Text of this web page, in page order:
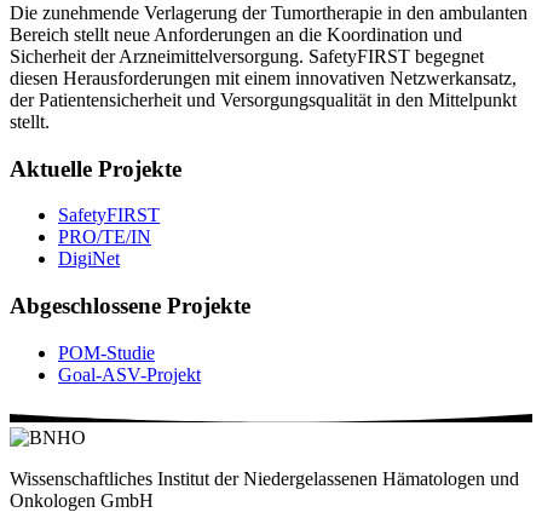
Die zunehmende Verlagerung der Tumortherapie in den ambulanten
Bereich stellt neue Anforderungen an die Koordination und
Sicherheit der Arzneimittelversorgung. SafetyFIRST begegnet
diesen Herausforderungen mit einem innovativen Netzwerkansatz,
der Patientensicherheit und Versorgungsqualität in den Mittelpunkt
stellt.
Aktuelle Projekte
SafetyFIRST
PRO/TE/IN
DigiNet
Abgeschlossene Projekte
POM-Studie
Goal-ASV-Projekt
Wissenschaftliches Institut der Niedergelassenen Hämatologen und
Onkologen GmbH